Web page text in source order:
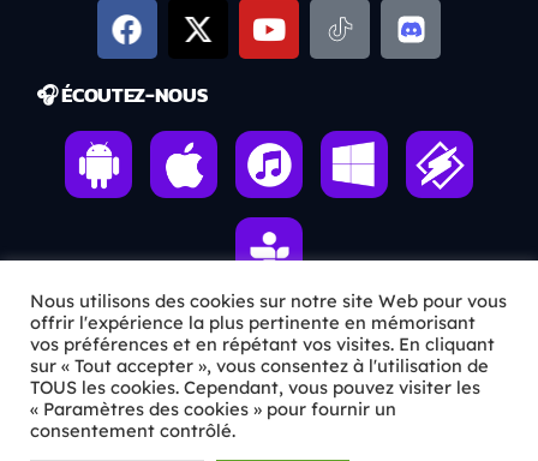
🎧 ÉCOUTEZ-NOUS
ℹ️ INFOS PRATIQUES
✉️Contact
Nous utilisons des cookies sur notre site Web pour vous
offrir l'expérience la plus pertinente en mémorisant
vos préférences et en répétant vos visites. En cliquant
sur « Tout accepter », vous consentez à l'utilisation de
TOUS les cookies. Cependant, vous pouvez visiter les
« Paramètres des cookies » pour fournir un
consentement contrôlé.